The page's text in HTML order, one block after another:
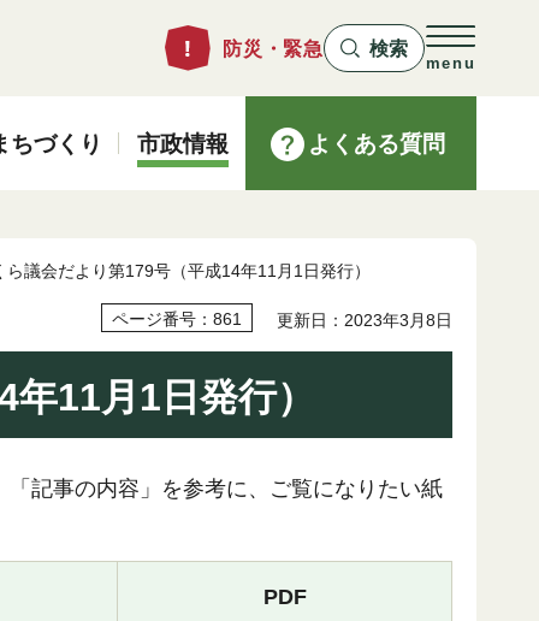
防災・緊急 検索
menu
ちづくり 市政情報 よくある質問
議会だより第179号（平成14年11月1日発行）
ページ番号：861 更新日：2023年3月8日
11月1日発行）
記事の内容」を参考に、ご覧になりたい紙
PDF